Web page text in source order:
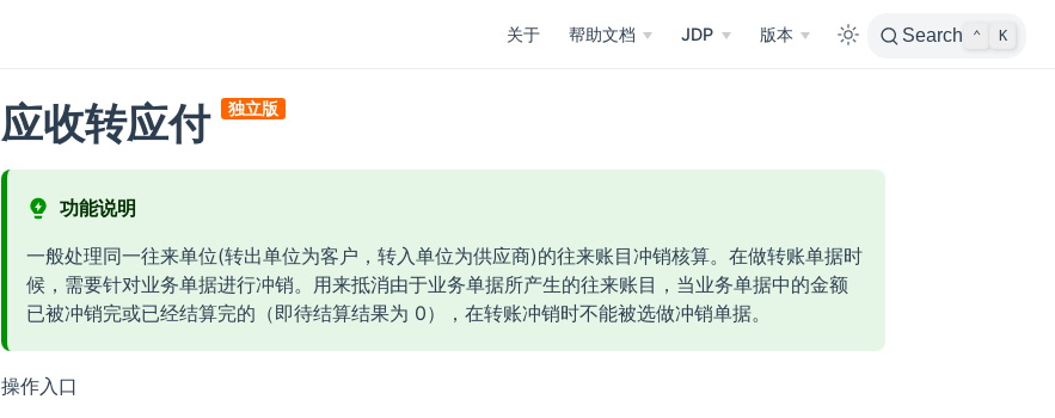
关于 帮助文档 JDP 版本 Search ⌃ K
应收转应付 独立版
功能说明
一般处理同一往来单位(转出单位为客户，转入单位为供应商)的往来账目冲销核算。在做转账单据时
候，需要针对业务单据进行冲销。用来抵消由于业务单据所产生的往来账目，当业务单据中的金额
已被冲销完或已经结算完的（即待结算结果为 0），在转账冲销时不能被选做冲销单据。
操作入口